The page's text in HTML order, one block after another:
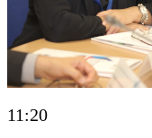
11:20